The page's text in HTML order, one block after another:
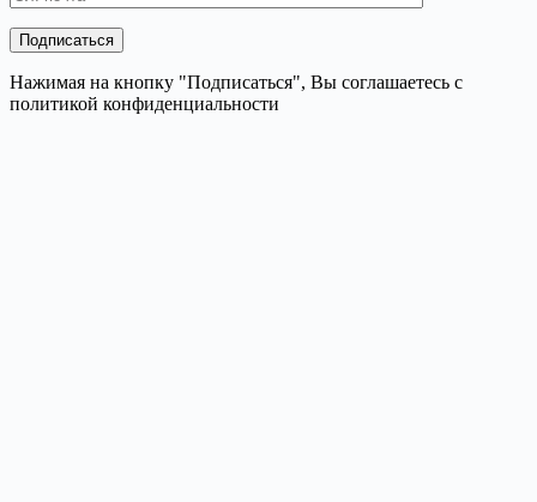
Нажимая на кнопку "Подписаться", Вы соглашаетесь с
политикой конфиденциальности